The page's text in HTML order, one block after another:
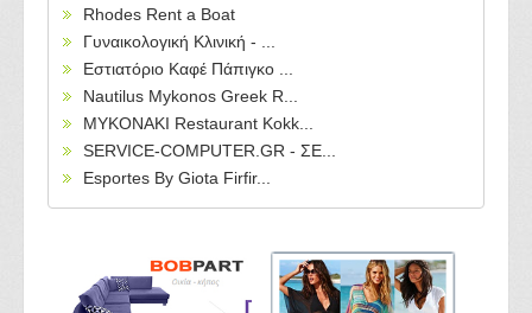
Rhodes Rent a Boat
Γυναικολογική Κλινική - ...
Εστιατόριο Καφέ Πάπιγκο ...
Nautilus Mykonos Greek R...
MYKONAKI Restaurant Kokk...
SERVICE-COMPUTER.GR - ΣΕ...
Esportes By Giota Firfir...